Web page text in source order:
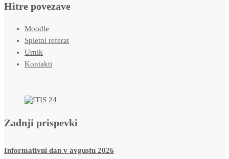
Hitre povezave
Moodle
Spletni referat
Urnik
Kontakti
Zadnji prispevki
Informativni dan v avgustu 2026